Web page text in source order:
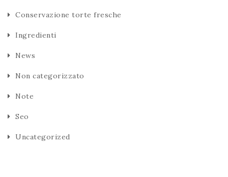
Conservazione torte fresche
Ingredienti
News
Non categorizzato
Note
Seo
Uncategorized